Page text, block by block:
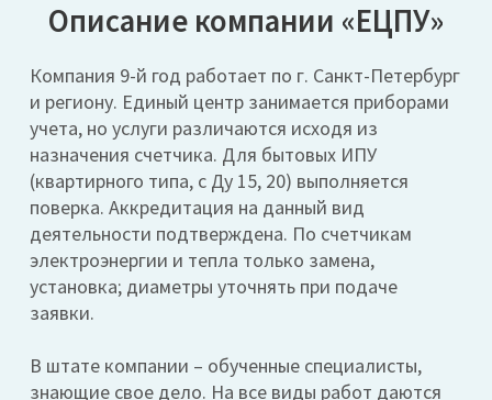
Описание компании «ЕЦПУ»
Компания 9-й год работает по г. Санкт-Петербург
и региону. Единый центр занимается приборами
учета, но услуги различаются исходя из
назначения счетчика. Для бытовых ИПУ
(квартирного типа, с Ду 15, 20) выполняется
поверка. Аккредитация на данный вид
деятельности подтверждена. По счетчикам
электроэнергии и тепла только замена,
установка; диаметры уточнять при подаче
заявки.
В штате компании – обученные специалисты,
знающие свое дело. На все виды работ даются